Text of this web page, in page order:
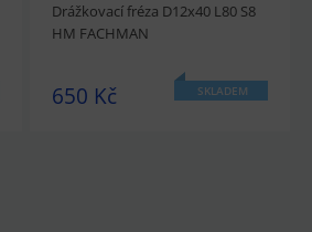
Drážkovací fréza D12x40 L80 S8
HM FACHMAN
650 Kč SKLADEM